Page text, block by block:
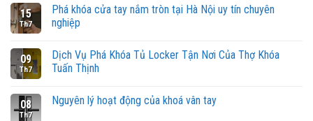
15
Th7
Phá khóa cửa tay nắm tròn tại Hà Nội uy tín chuyên
nghiệp
09
Th7
Dịch Vụ Phá Khóa Tủ Locker Tận Nơi Của Thợ Khóa
Tuấn Thịnh
08
Th7
Nguyên lý hoạt động của khoá vân tay